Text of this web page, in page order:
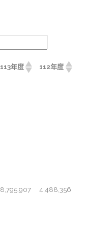
113年度 112年度
8,795,907 4,488,356